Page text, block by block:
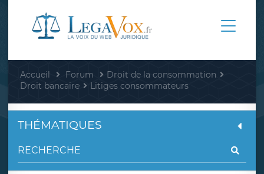
Accueil Forum
Droit de la consommation
Droit bancaire
Litiges consommateurs
THÉMATIQUES